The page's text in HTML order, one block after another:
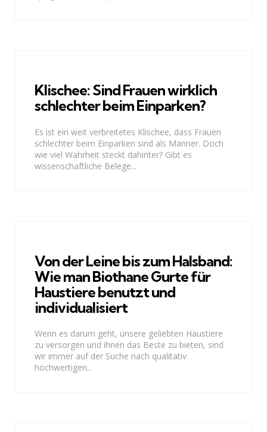
Klischee: Sind Frauen wirklich
schlechter beim Einparken?
Es ist ein weit verbreitetes Klischee, dass Frauen
schlechter beim Einparken sind als Männer. Doch
wie viel Wahrheit steckt dahinter? Gibt es
wissenschaftliche Belege...
Von der Leine bis zum Halsband:
Wie man Biothane Gurte für
Haustiere benutzt und
individualisiert
Wenn es darum geht, unsere geliebten Haustiere
zu versorgen und ihnen das Beste zu bieten, sind
wir immer auf der Suche nach qualitativ
hochwertigen...